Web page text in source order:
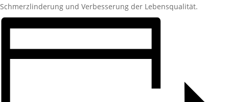
Schmerzlinderung und Verbesserung der Lebensqualität.